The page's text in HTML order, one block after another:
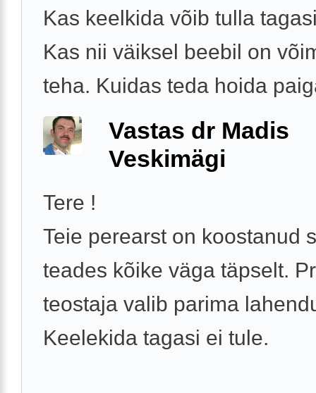
Kas keelkida võib tulla
Kas nii väiksel beebil on
teha. Kuidas teda hoida
Vastas dr Madis
Veskimägi
Tere !
Teie perearst on koostanud
teades kõike väga täpselt.
teostaja valib parima
Keelekida tagasi ei tule.